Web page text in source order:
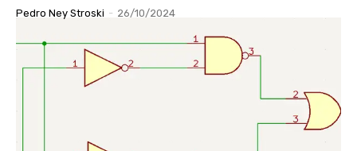
Pedro Ney Stroski - 26/10/2024